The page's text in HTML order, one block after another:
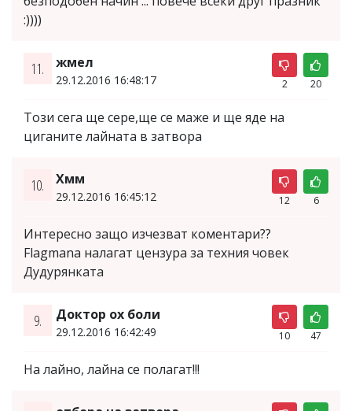
:))))
11. жмел
29.12.2016 16:48:17 2 20
Този сега ще сере,ще се маже и ще яде на
циганите лайната в затвора
10. Хмм
29.12.2016 16:45:12 12 6
Интересно защо изчезват коментари??
Flagmana налагат цензура за техния човек
Дудурянката
9. Доктор ох боли
29.12.2016 16:42:49 10 47
На лайно, лайна се полагат!!!